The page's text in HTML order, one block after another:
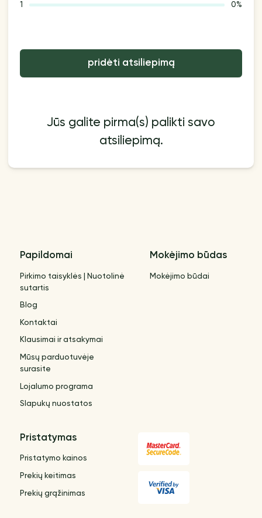
1 0%
pridėti atsiliepimą
Jūs galite pirma(s) palikti savo
atsiliepimą.
Papildomai
Pirkimo taisyklės | Nuotolinė
sutartis
Blog
Kontaktai
Klausimai ir atsakymai
Mūsų parduotuvėje
surasite
Lojalumo programa
Slapukų nuostatos
Mokėjimo būdas
Mokėjimo būdai
Pristatymas
Pristatymo kainos
Prekių keitimas
Prekių grąžinimas